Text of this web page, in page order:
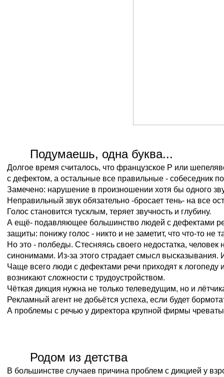
Подумаешь, одна буква...
Долгое время считалось, что французское Р или
с дефектом, а остальные все правильные - собеседник
Замечено: нарушение в произношении хотя бы одного
Неправильный звук обязательно -бросает тень- на все
Голос становится тусклым, теряет звучность и глубину.
А ещё- подавляющее большинство людей с дефектами
защиты: понижу голос - никто и не заметит, что что-то не
Но это - полбеды. Стесняясь своего недостатка,
синонимами. Из-за этого страдает смысл
Чаще всего люди с дефектами речи приходят к
возникают сложности с трудоустройством.
Чёткая дикция нужна не только телеведущим, но и
Рекламный агент не добьётся успеха, если будет
А проблемы с речью у директора крупной фирмы
Родом из детства
В большинстве случаев причина проблем с дикцией у